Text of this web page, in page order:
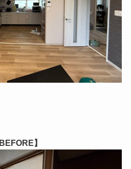
BEFORE】